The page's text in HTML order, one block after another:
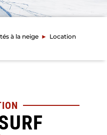
à la neige ► Location